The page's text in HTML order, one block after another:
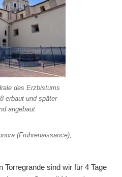
des Erzbistums
erbaut und später
angebaut
(Frührenaissance),
Torregrande sind wir für 4 Tage